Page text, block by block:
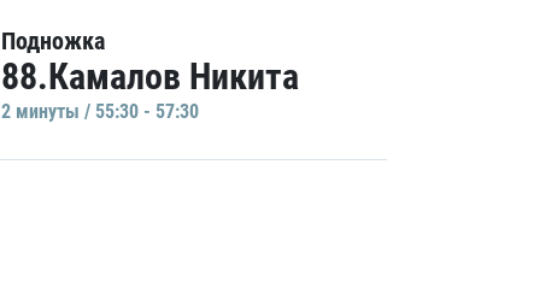
Подножка
88.Камалов Никита
2 минуты / 55:30 - 57:30